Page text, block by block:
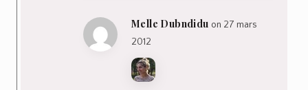
Melle Dubndidu on 27 mars
2012